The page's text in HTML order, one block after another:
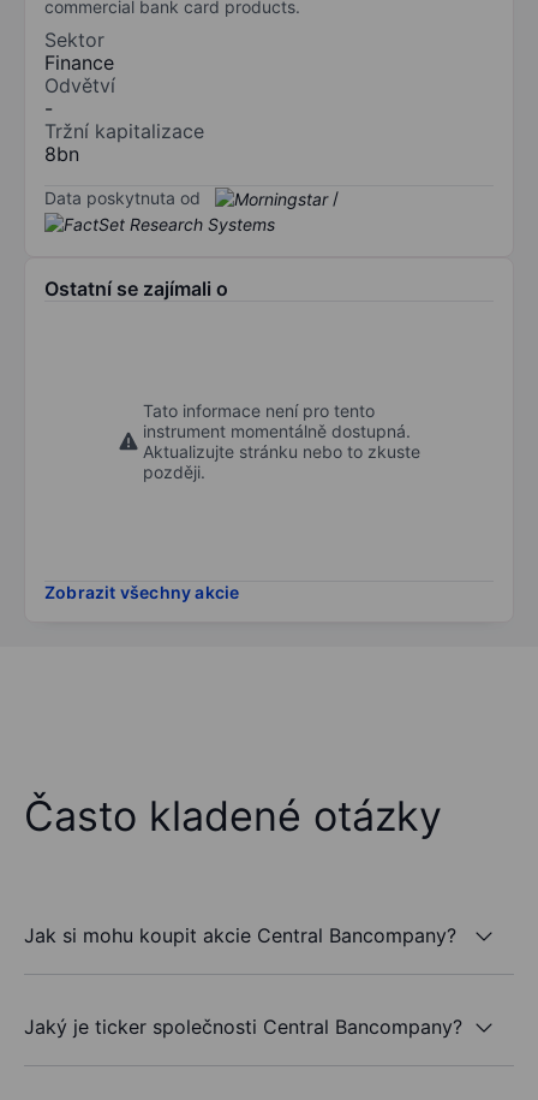
commercial bank card products.
Sektor
Finance
Odvětví
-
Tržní kapitalizace
8bn
Data poskytnuta od /
Ostatní se zajímali o
Tato informace není pro tento
instrument momentálně dostupná.
Aktualizujte stránku nebo to zkuste
později.
Zobrazit všechny akcie
Často kladené otázky
Jak si mohu koupit akcie Central Bancompany?
Jaký je ticker společnosti Central Bancompany?